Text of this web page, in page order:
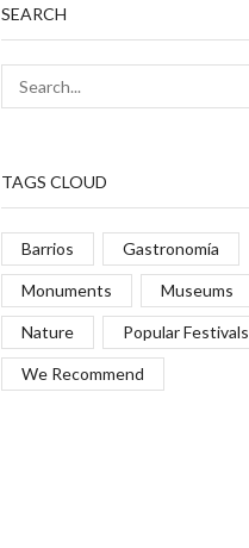
SEARCH
TAGS CLOUD
Barrios Gastronomía
Monuments Museums
Nature Popular Festivals
We Recommend